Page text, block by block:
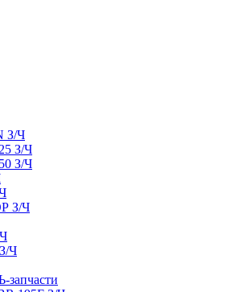
З/Ч
З/Ч
З/Ч
З/Ч
Ч